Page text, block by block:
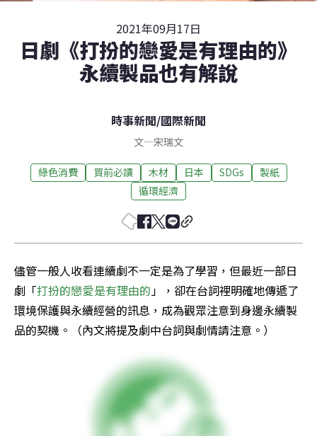
2021年09月17日
日劇《打扮的戀愛是有理由的》
永續製品也有解說
時事新聞/國際新聞
文—宋瑞文
綠色消費 買前必讀 木材 日本 SDGs
製紙
循環經濟
儘管一般人收看連續劇不一定是為了學習，但最近一部日
劇「打扮的戀愛是有理由的 」，卻在台詞裡明確地傳遞了
環境保護與永續經營的訊息，成為觀眾注意到身邊永續製
品的契機。（內文將提及劇中台詞與劇情請注意。）